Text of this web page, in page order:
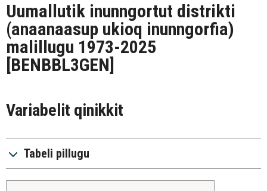
Uumallutik inunngortut distrikti
(anaanaasup ukioq inunngorfia)
malillugu 1973-2025
[BENBBL3GEN]
Variabelit qinikkit
Tabeli pillugu